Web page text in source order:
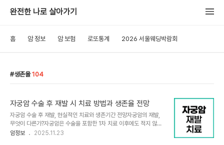
완전한 나로 살아가기
홈 암 정보 암 보험 로또통계 2026 서울웨딩박람회
생존율 104
자궁암 수술 후 재발 시 치료 방법과 생존율 전망
자궁암 수술 후 재발, 현실적인 치료와 생존기간 전망자궁암의 재발,
무엇이 다른가?자궁암은 수술을 포함한 1차 치료 이후에도 적지 않은
비율로 재발하는 특성이 있습니다. 통계적으로 치료 후 2년 이내 재발
암정보 2025.11.23